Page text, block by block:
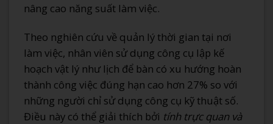
nâng cao năng suất làm việc.
Theo nghiên cứu về quản lý thời gian tại nơi
làm việc, nhân viên sử dụng công cụ lập kế
hoạch vật lý như lịch để bàn có xu hướng hoàn
thành công việc đúng hạn cao hơn 27% so với
những người chỉ sử dụng công cụ kỹ thuật số.
Điều này có thể giải thích bởi tính trực quan và